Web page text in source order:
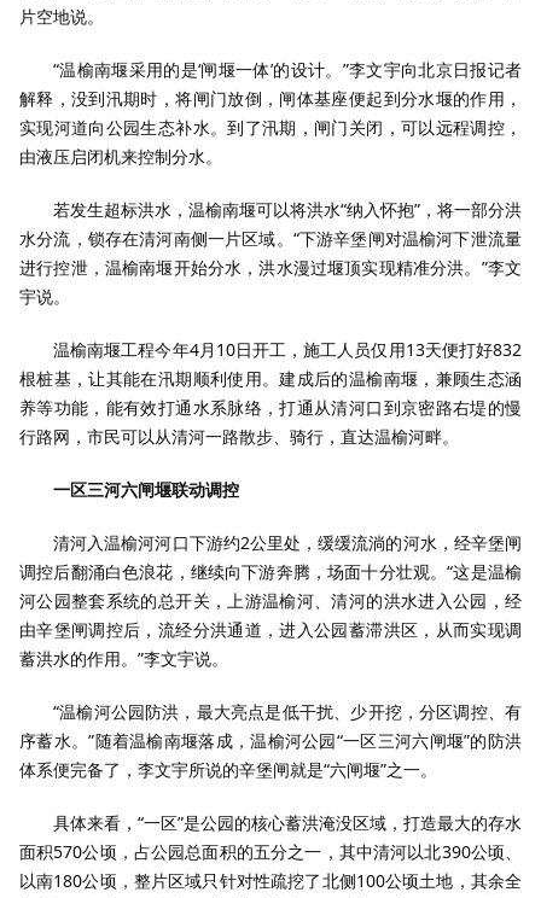
片空地说。
“温榆南堰采用的是‘闸堰一体’的设计。”李文宇向北京日报记者
解释，没到汛期时，将闸门放倒，闸体基座便起到分水堰的作用，
实现河道向公园生态补水。到了汛期，闸门关闭，可以远程调控，
由液压启闭机来控制分水。
若发生超标洪水，温榆南堰可以将洪水“纳入怀抱”，将一部分洪
水分流，锁存在清河南侧一片区域。“下游辛堡闸对温榆河下泄流量
进行控泄，温榆南堰开始分水，洪水漫过堰顶实现精准分洪。”李文
宇说。
温榆南堰工程今年4月10日开工，施工人员仅用13天便打好832
根桩基，让其能在汛期顺利使用。建成后的温榆南堰，兼顾生态涵
养等功能，能有效打通水系脉络，打通从清河口到京密路右堤的慢
行路网，市民可以从清河一路散步、骑行，直达温榆河畔。
一区三河六闸堰联动调控
清河入温榆河河口下游约2公里处，缓缓流淌的河水，经辛堡闸
调控后翻涌白色浪花，继续向下游奔腾，场面十分壮观。“这是温榆
河公园整套系统的总开关，上游温榆河、清河的洪水进入公园，经
由辛堡闸调控后，流经分洪通道，进入公园蓄滞洪区，从而实现调
蓄洪水的作用。”李文宇说。
“温榆河公园防洪，最大亮点是低干扰、少开挖，分区调控、有
序蓄水。”随着温榆南堰落成，温榆河公园“一区三河六闸堰”的防洪
体系便完备了，李文宇所说的辛堡闸就是“六闸堰”之一。
具体来看，“一区”是公园的核心蓄洪淹没区域，打造最大的存水
面积570公顷，占公园总面积的五分之一，其中清河以北390公顷、
以南180公顷，整片区域只针对性疏挖了北侧100公顷土地，其余全